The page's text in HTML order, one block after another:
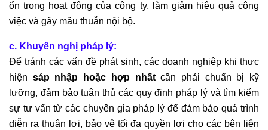
ổn trong hoạt động của công ty, làm giảm hiệu quả công
việc và gây mâu thuẫn nội bộ.
c. Khuyến nghị pháp lý:
Để tránh các vấn đề phát sinh, các doanh nghiệp khi thực
hiện sáp nhập hoặc hợp nhấtcần phải chuẩn bị kỹ
lưỡng, đảm bảo tuân thủ các quy định pháp lý và tìm kiếm
sự tư vấn từ các chuyên gia pháp lý để đảm bảo quá trình
diễn ra thuận lợi, bảo vệ tối đa quyền lợi cho các bên liên